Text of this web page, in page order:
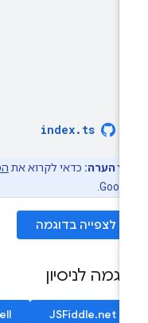
index. ts
הערה:כדאי לקרוא את
לצפייה בדוגמה
לניסיון
JSFiddle.net